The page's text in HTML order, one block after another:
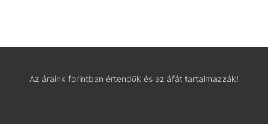
Az áraink forintban értendők és az áfát tartalmazzák!